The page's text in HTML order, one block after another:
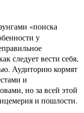
«поиска
у
следует вести себя,
Аудиторию кормят
и
но за всей этой
и пошлости.